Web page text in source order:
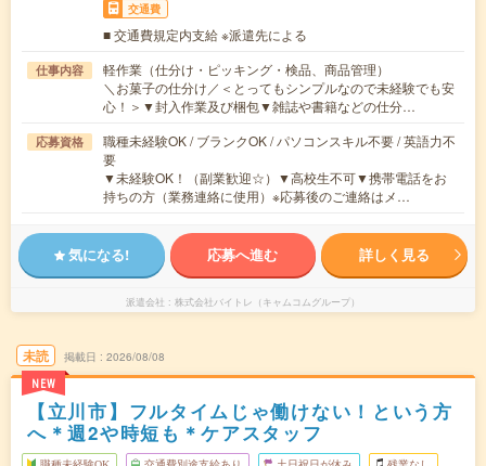
交通費
■ 交通費規定内支給 ※派遣先による
仕事内容
軽作業（仕分け・ピッキング・検品、商品管理）
＼お菓子の仕分け／＜とってもシンプルなので未経験でも安
心！＞▼封入作業及び梱包▼雑誌や書籍などの仕分…
応募資格
職種未経験OK / ブランクOK / パソコンスキル不要 / 英語力不
要
▼未経験OK！（副業歓迎☆）▼高校生不可▼携帯電話をお
持ちの方（業務連絡に使用）※応募後のご連絡はメ…
気になる! 応募へ進む 詳しく見る
派遣会社 株式会社バイトレ（キャムコムグループ）
未読
NEW
掲載日 2026/08/08
【立川市】フルタイムじゃ働けない！という方
へ＊週2や時短も＊ケアスタッフ